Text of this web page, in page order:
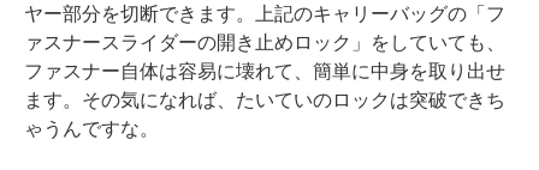
ヤー部分を切断できます。上記のキャリーバッグの「フ
ァスナースライダーの開き止めロック」をしていても、
ファスナー自体は容易に壊れて、簡単に中身を取り出せ
ます。その気になれば、たいていのロックは突破できち
ゃうんですな。